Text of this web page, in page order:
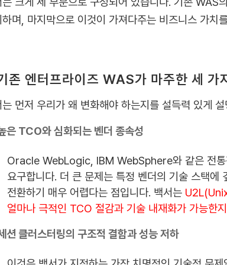
며, 마지막으로 이것이 가져다주는 비즈니스 가치
존 엔터프라이즈 WAS가 마주한 세 가
는 먼저 우리가 왜 변화해야 하는지를 설득력 있게 설
은 TCO와 심화되는 벤더 종속성
Oracle WebLogic, IBM WebSphere와 같은 전통
요구합니다. 더 큰 문제는 특정 벤더의 기술 스택
전환하기 매우 어렵다는 점입니다. 백서는
얼마나 극적인 TCO 절감과 기술 내재화가 가능한지
션 클러스터링의 구조적 결함과 성능 저하